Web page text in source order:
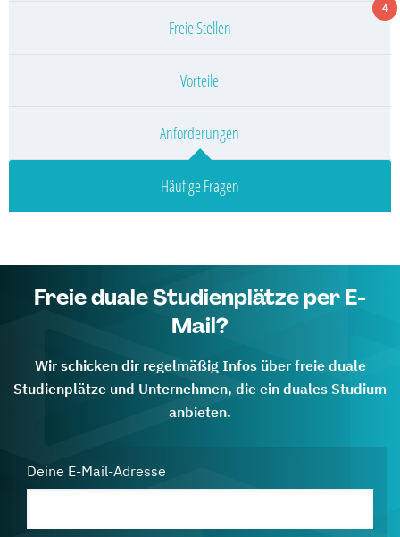
4
Freie Stellen
Vorteile
Anforderungen
Häufige Fragen
Freie duale Studienplätze per E-
Mail?
Wir schicken dir regelmäßig Infos über freie duale
Studienplätze und Unternehmen, die ein duales Studium
anbieten.
Deine E-Mail-Adresse